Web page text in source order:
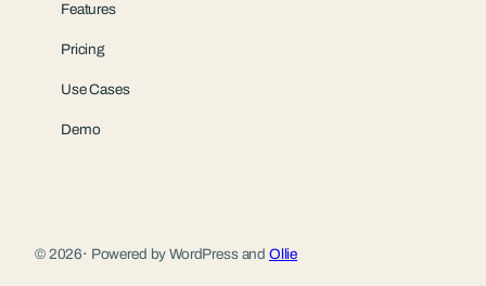
Features
Pricing
Use Cases
Demo
© 2026· Powered by WordPress and Ollie